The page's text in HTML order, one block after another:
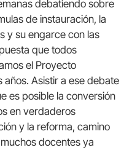
debatiendo sobre
de instauración, la
y su engarce con las
que todos
el Proyecto
años. Asistir a ese debate
es posible la conversión
en verdaderos
y la reforma, camino
docentes ya